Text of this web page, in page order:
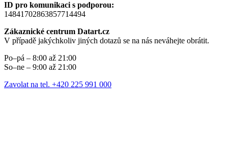
ID pro komunikaci s podporou:
14841702863857714494
Zákaznické centrum Datart.cz
V případě jakýchkoliv jiných dotazů se na nás neváhejte obrátit.
Po–pá – 8:00 až 21:00
So–ne – 9:00 až 21:00
Zavolat na tel. +420 225 991 000